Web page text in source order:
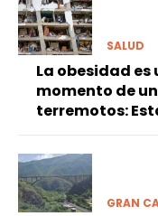
SALUD
La obesidad
momento de
terremotos:
GRAN